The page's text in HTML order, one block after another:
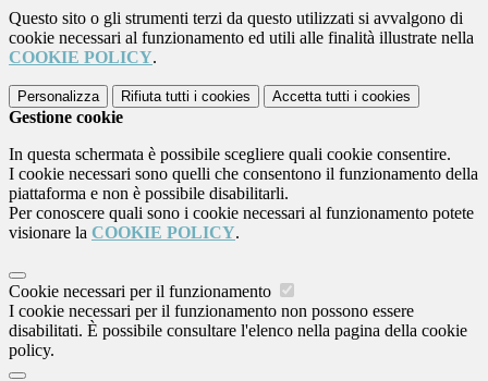
Questo sito o gli strumenti terzi da questo utilizzati si avvalgono di
cookie necessari al funzionamento ed utili alle finalità illustrate nella
COOKIE POLICY.
Personalizza Rifiuta tutti i cookies Accetta tutti i cookies
Gestione cookie
In questa schermata è possibile scegliere quali cookie consentire.
I cookie necessari sono quelli che consentono il funzionamento della
piattaforma e non è possibile disabilitarli.
Per conoscere quali sono i cookie necessari al funzionamento potete
visionare la COOKIE POLICY.
Cookie necessari per il funzionamento
I cookie necessari per il funzionamento non possono essere
disabilitati. È possibile consultare l'elenco nella pagina della cookie
policy.